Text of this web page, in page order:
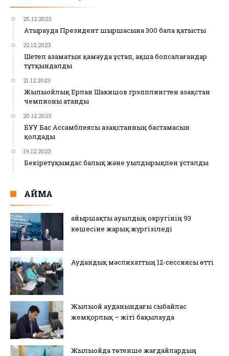
25.12.2023
Атырауда Президент шыршасына 300 бала қатысты
22.12.2023
Шетел азаматын қамауда ұстап, ақша бопсалағандар
тұтқындалды
21.12.2023
Жылыойлық Ерлан Шакишов грэпплингтен Қазақстан
чемпионы атанды
20.12.2023
БҰҰ Бас Ассамблеясы Қазақстанның бастамасын
қолдады
19.12.2023
Бекіретұқымдас балық және уылдырықпен ұсталды
АЙМАҚ
Қайыршақты ауылдық округінің 93
көшесіне жарық жүргізіледі
Аудандық мәслихаттың 12-сессиясы өтті
Жылыой ауданындағы сыбайлас
жемқорлық – жіті бақылауда
Жылыойда төтенше жағдайлардың